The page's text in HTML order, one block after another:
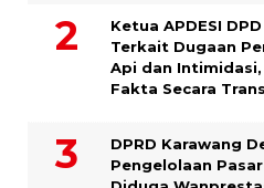
Ketua APDESI
Terkait Dugaan
Api dan
Fakta Secara
DPRD Karawang
Pengelolaan